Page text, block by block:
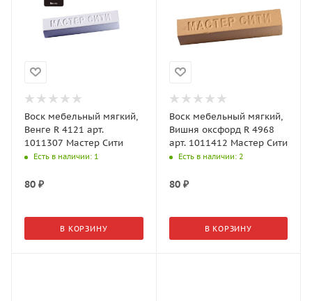
Воск мебельный мягкий,
Венге R 4121 арт.
1011307 Мастер Сити
Есть в наличии: 1
80 ₽
В КОРЗИНУ
Воск мебельный мягкий,
Вишня оксфорд R 4968
арт. 1011412 Мастер Сити
Есть в наличии: 2
80₽
В КОРЗИНУ